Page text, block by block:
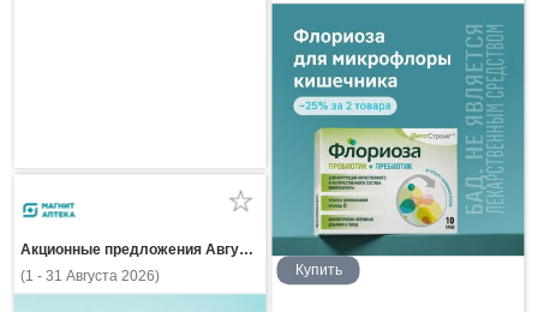
Купить
Акционные предложения Августа
(1 - 31 Августа 2026)